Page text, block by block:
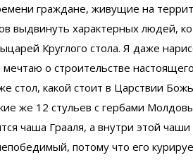
граждане, живущие на
выдвинуть характерных людей,
Круглого стола. Я даже
о строительстве
стол, какой стоит в Царствии
же 12 стульев с гербами
чаша Грааля, а внутри этой
потому что его